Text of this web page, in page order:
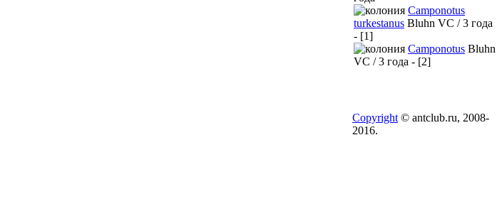
Camponotus
turkestanus Bluhn VC / 3 года
- [1]
Camponotus Bluhn
VC / 3 года - [2]
Copyright © antclub.ru, 2008-
2016.